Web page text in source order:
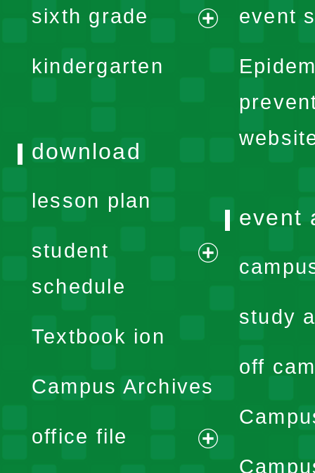
menu
sixth grade
kindergarten
event
download
lesson plan
student
schedule
expand
menu
Textbook ion
Campus Archives
office file
expand
event
study
off